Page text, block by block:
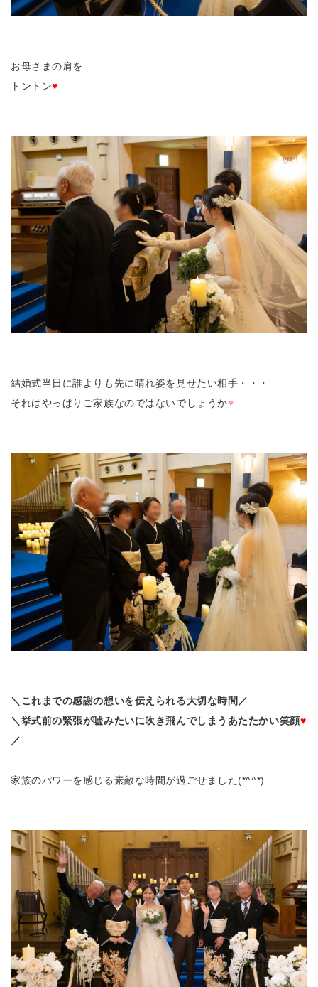
お母さまの肩を
トントン♥
結婚式当日に誰よりも先に晴れ姿を見せたい相手・・・
それはやっぱりご家族なのではないでしょうか♥
＼これまでの感謝の想いを伝えられる大切な時間／
＼挙式前の緊張が嘘みたいに吹き飛んでしまうあたたかい笑顔♥
／
家族のパワーを感じる素敵な時間が過ごせました(*^^*)